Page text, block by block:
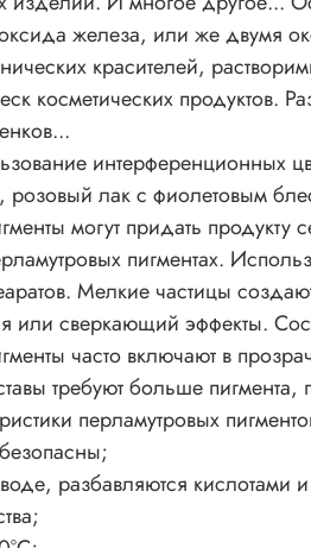
железа, или же двумя
красителей,
косметических продуктов.
интерференционных
лак с фиолетовым
могут придать
пигментах.
Мелкие частицы
или сверкающий эффекты.
часто включают в
требуют больше пигмента,
перламутровых
разбавляются кислотами